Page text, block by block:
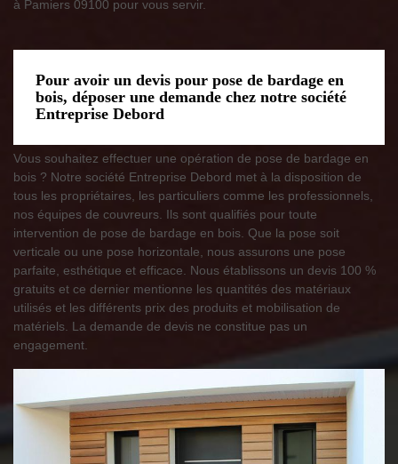
à Pamiers 09100 pour vous servir.
Pour avoir un devis pour pose de bardage en
bois, déposer une demande chez notre société
Entreprise Debord
Vous souhaitez effectuer une opération de pose de bardage en
bois ? Notre société Entreprise Debord met à la disposition de
tous les propriétaires, les particuliers comme les professionnels,
nos équipes de couvreurs. Ils sont qualifiés pour toute
intervention de pose de bardage en bois. Que la pose soit
verticale ou une pose horizontale, nous assurons une pose
parfaite, esthétique et efficace. Nous établissons un devis 100 %
gratuits et ce dernier mentionne les quantités des matériaux
utilisés et les différents prix des produits et mobilisation de
matériels. La demande de devis ne constitue pas un
engagement.